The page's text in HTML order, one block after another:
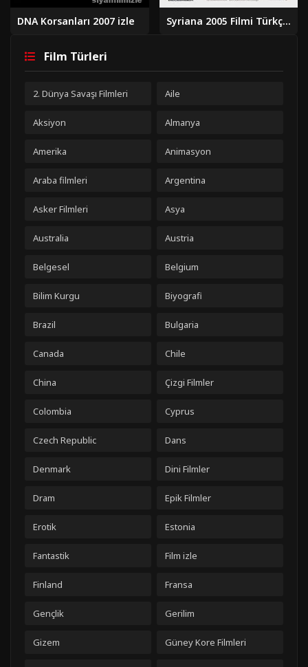
DNA Korsanları 2007 izle Syriana 2005 Filmi Türkçe Dublaj Altyazılı Full izle
Film Türleri
2. Dünya Savaşı Filmleri Aile
Aksiyon Almanya
Amerika Animasyon
Araba filmleri Argentina
Asker Filmleri Asya
Australia Austria
Belgesel Belgium
Bilim Kurgu Biyografi
Brazil Bulgaria
Canada Chile
China Çizgi Filmler
Colombia Cyprus
Czech Republic Dans
Denmark Dini Filmler
Dram Epik Filmler
Erotik Estonia
Fantastik Film izle
Finland Fransa
Gençlik Gerilim
Gizem Güney Kore Filmleri